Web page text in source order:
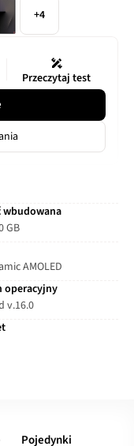
+4
Przeczytaj test
wbudowana
GB
AMOLED
operacyjny
v.16.0
Pojedynki